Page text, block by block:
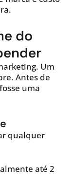
do
Um
Antes de
uma
qualquer
até 2